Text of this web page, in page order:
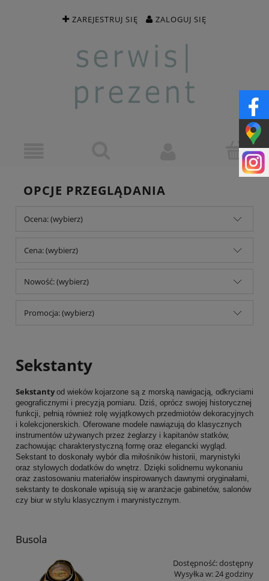
ZAREJESTRUJ SIĘ ZALOGUJ SIĘ
OPCJE PRZEGLĄDANIA
Ocena: (wybierz)
Cena: (wybierz)
Nowość: (wybierz)
Promocja: (wybierz)
Sekstanty
Sekstanty od wieków kojarzone są z morską nawigacją, odkryciami
geograficznymi i precyzją pomiaru. Dziś, oprócz swojej historycznej
funkcji, pełnią również rolę wyjątkowych przedmiotów dekoracyjnych
i kolekcjonerskich. Oferowane modele nawiązują do klasycznych
instrumentów używanych przez żeglarzy i kapitanów statków,
zachowując charakterystyczną formę oraz elegancki wygląd.
Sekstant to doskonały wybór dla miłośników historii, marynistyki
oraz stylowych dodatków do wnętrz. Dzięki solidnemu wykonaniu
oraz zastosowaniu materiałów inspirowanych dawnymi oryginałami,
sekstanty te doskonale wpisują się w aranżacje gabinetów, salonów
czy biur w stylu klasycznym i marynistycznym.
Busola
Dostępność:dostępny
Wysyłka w:24 godziny